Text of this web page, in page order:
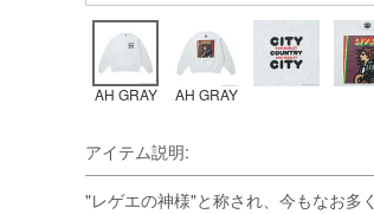
AH GRAY AH GRAY
アイテム説明:
"レゲエの神様"と称され、今もなお多